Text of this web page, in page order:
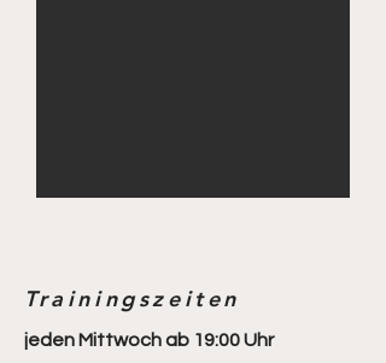
Trainingszeiten
jeden Mittwoch ab 19:00 Uhr